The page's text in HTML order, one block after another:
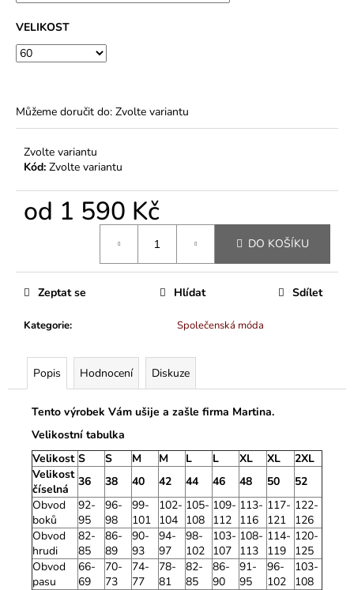
VELIKOST
Můžeme doručit do: Zvolte variantu
Zvolte variantu
Kód: Zvolte variantu
od 1 590 Kč
DO KOŠÍKU
Kategorie: Společenská móda
Zeptat se Hlídat Sdílet
Popis Hodnocení Diskuze
Tento výrobek Vám ušije a zašle firma Martina.
Velikostní tabulka
Velikost S S M M L L XL XL
2XL
Velikost
číselná
36 38 40 42 44 46 48 50
52
Obvod
boků
92-
95
96-
98
99-
101
102-
104
105-
108
109-
112
113-
116
117-
121
122-
126
Obvod
hrudi
82-
85
86-
89
90-
93
94-
97
98-
102
103-
107
108-
113
114-
119
120-
125
Obvod
pasu
66-
69
70-
73
74-
77
78-
81
82-
85
86-
90
91-
95
96-
102
103-
108
Kč